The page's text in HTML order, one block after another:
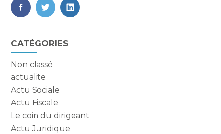
FaceBook
TwitterLinkedIn
Blog
sidebar
CATÉGORIES
Non classé
actualite
Actu Sociale
Actu Fiscale
Le coin du dirigeant
Actu Juridique